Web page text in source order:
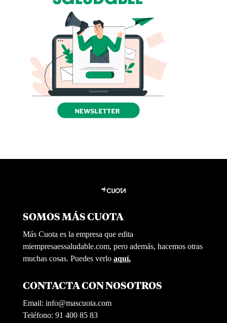
SOMOS MÁS CUOTA
Más Cuota es la empresa que edita
miempresaessaludable.com, pero además, hacemos otras
muchas cosas. Puedes verlo aquí.
CONTACTA CON NOSOTROS
Email: info@mascuota.com
Teléfono: 91 400 85 83